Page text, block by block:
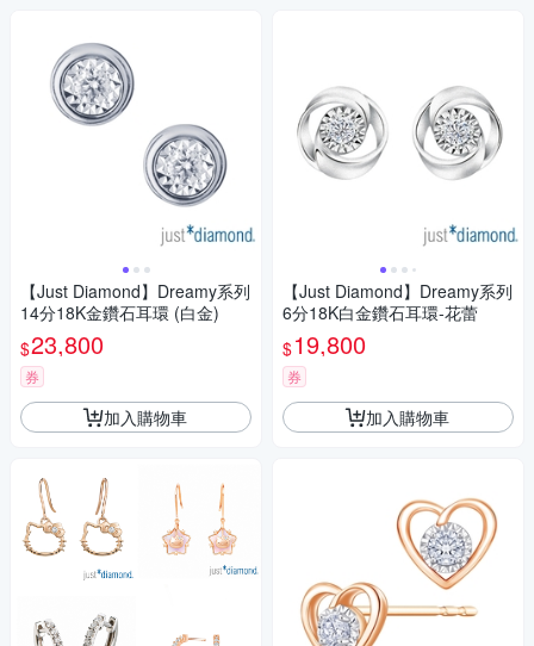
【Just Diamond】Dreamy系列
14分18K金鑽石耳環 (白金)
$23,800
券
加入購物車
【Just Diamond】Dreamy系列
6分18K白金鑽石耳環-花蕾
$19,800
券
加入購物車